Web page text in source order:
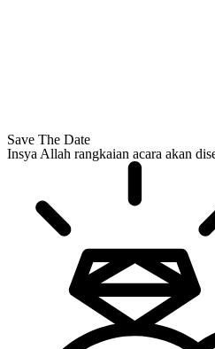
Save The Date
Insya Allah rangkaian acara akan